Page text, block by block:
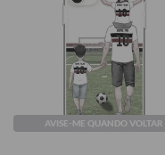
AVISE-ME QUANDO VOLTAR